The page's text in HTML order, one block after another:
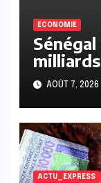
ECONOMIE
sur le
AOÛT 7, 2026
ACTU_EXPRESS